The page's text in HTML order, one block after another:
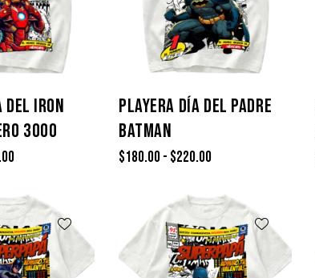
DEL IRON
3000
PLAYERA DÍA DEL PADRE
BATMAN
$180.00- $220.00